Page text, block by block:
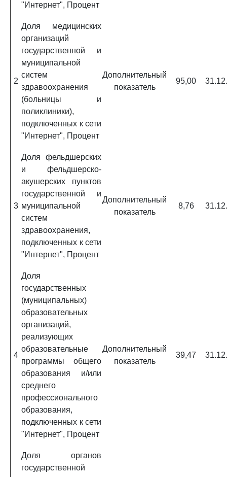
"Интернет", Процент
2
Доля медицинских
организаций
государственной и
муниципальной
систем
здравоохранения
(больницы и
поликлиники),
подключенных к сети
"Интернет", Процент
Дополнительный
показатель
95,00
3
Доля фельдшерских
и фельдшерско-
акушерских пунктов
государственной и
муниципальной
систем
здравоохранения,
подключенных к сети
"Интернет", Процент
Дополнительный
показатель
8,76
4
Доля
государственных
(муниципальных)
образовательных
организаций,
реализующих
образовательные
программы общего
образования и/или
среднего
профессионального
образования,
подключенных к сети
"Интернет", Процент
Дополнительный
показатель
39,47
Доля органов
государственной